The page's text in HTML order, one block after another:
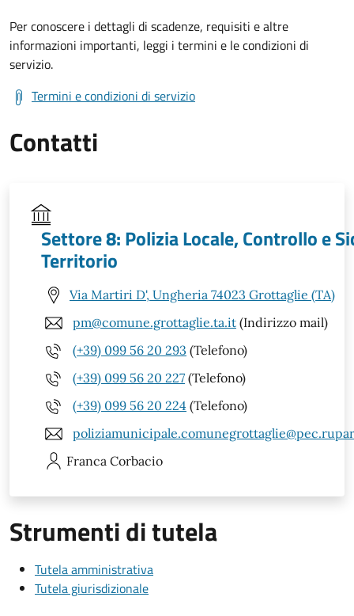
Per conoscere i dettagli di scadenze, requisiti e altre
informazioni importanti, leggi i termini e le condizioni di
servizio.
Termini e condizioni di servizio
Contatti
Settore 8: Polizia Locale, Controllo e
Territorio
Via Martiri D', Ungheria 74023 Grottaglie (TA)
pm@comune.grottaglie.ta.it (Indirizzo mail)
(+39) 099 56 20 293 (Telefono)
(+39) 099 56 20 227 (Telefono)
(+39) 099 56 20 224 (Telefono)
Franca Corbacio
Strumenti di tutela
Tutela amministrativa
Tutela giurisdizionale